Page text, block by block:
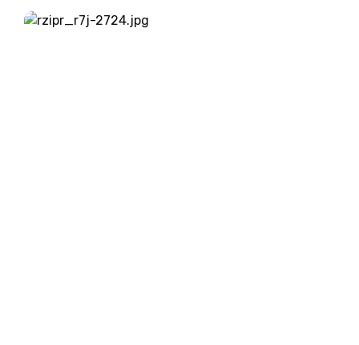
pogosto napačno predstavljenem disidentstvu.
Glede aktualnega trenutka in krhanja